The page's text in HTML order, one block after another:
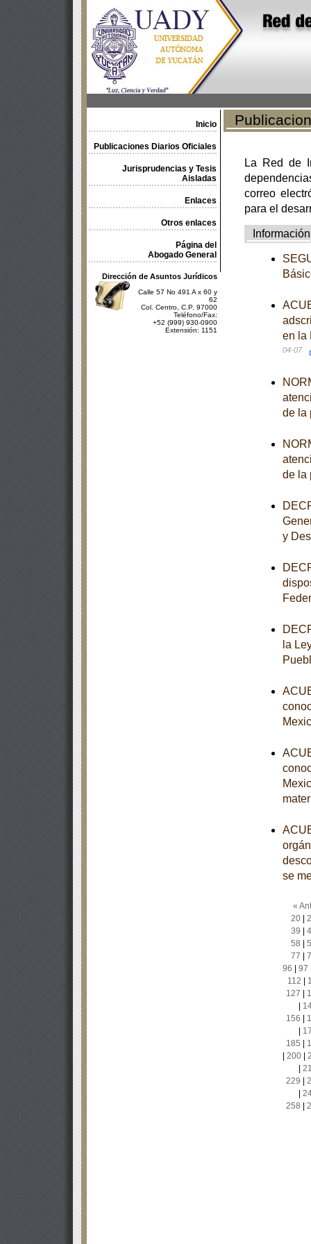
Inicio
Publicaciones Diarios Oficiales
Jurisprudencias y Tesis
Aisladas
Enlaces
Otros enlaces
Página del
Abogado General
Dirección de Asuntos Jurídicos
Calle 57 No 491 A x 60 y
62
Col. Centro, C.P. 97000
Teléfono/Fax:
+52 (999) 930-0900
Extensión: 1151
La Red de
correo
para el
Información
en la
04-07
de la
de la
y
la
se
«
20|
39
58
77
96
97
112
127
156
185
200|
229
258